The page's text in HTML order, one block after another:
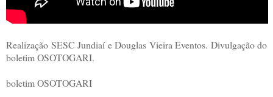
Realização SESC Jundiaí e Douglas Vieira Eventos. Divulgação do
boletim OSOTOGARI.
boletim OSOTOGARI